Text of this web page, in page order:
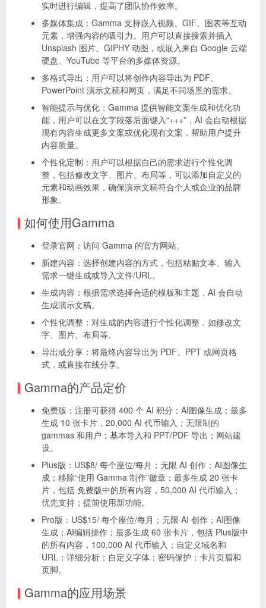
实时进行编辑，提高了团队协作效率。
多媒体集成：Gamma 支持嵌入视频、GIF、图表等互动
元素，增强内容的吸引力。用户可以直接搜索并插入
Unsplash 图片、GIPHY 动图，或嵌入来自 Google 云端
硬盘、YouTube 等平台的多媒体资源。
多格式导出：用户可以将创作内容导出为 PDF、
PowerPoint 演示文稿和网页，满足不同场景的需求。
智能提示与优化：Gamma 提供智能文案生成和优化功
能，用户可以在文字段落后面键入“+++”，AI 会自动根据
现有内容生成更多文案或优化现有文案，帮助用户提升
内容质量。
个性化定制：用户可以根据自己的需求进行个性化调
整，包括修改文字、图片、布局等，可以添加自定义的
元素和动画效果，确保演示文稿符合个人或企业的品牌
形象。
如何使用Gamma
登录官网：访问 Gamma 的官方网站。
新建内容：选择创建内容的方式，包括粘贴文本、输入
需求一键生成或导入文件/URL。
生成内容：根据需求选择合适的模板和主题，AI 会自动
生成演示文稿。
个性化调整：对生成的内容进行个性化调整，如修改文
字、图片、布局等。
导出或分享：将最终内容导出为 PDF、PPT 或网页格
式，或直接在线分享。
Gamma的产品定价
免费版：注册可获得 400 个 AI 积分；AI图像生成；最多
生成 10 张卡片，20,000 AI 代币输入；无限制的
gammas 和用户；基本导入和 PPT/PDF 导出；网站建
设。
Plus版：US$8/ 每个座位/每月；无限 AI 创作；AI图像生
成；移除“使用 Gamma 制作”徽章；最多生成 20 张卡
片，包括 免费版中的所有内容，50,000 AI 代币输入；
优先支持；提前使用新功能。
Pro版：US$15/ 每个座位/每月；无限 AI 创作；AI图像
生成；AI编辑操作；最多生成 60 张卡片，包括 Plus版中
的所有内容，100,000 AI 代币输入；自定义域名和
URL；详细分析；自定义字体；密码保护；卡片页眉和
页脚。
Gamma的应用场景